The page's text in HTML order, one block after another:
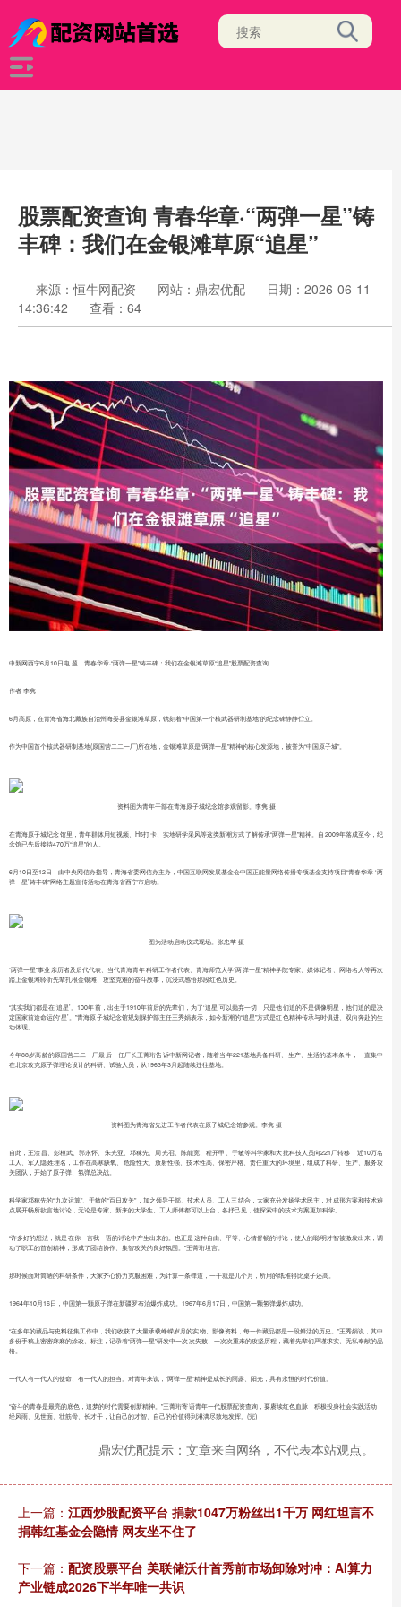
股票配资查询 青春华章·“两弹一星”铸
丰碑：我们在金银滩草原“追星”
来源：恒牛网配资 网站：鼎宏优配
日期：2026-06-11
14:36:42
查看：64
中新网西宁6月10日电 题：青春华章·“两弹一星”铸丰碑：我们在金银滩草原“追星”股票配资查询
作者 李隽
6月高原，在青海省海北藏族自治州海晏县金银滩草原，镌刻着“中国第一个核武器研制基地”的纪念碑静静伫立。
作为中国首个核武器研制基地(原国营二二一厂)所在地，金银滩草原是“两弹一星”精神的核心发源地，被誉为“中国原子城”。
资料图为青年干部在青海原子城纪念馆参观留影。李隽 摄
在青海原子城纪念馆里，青年群体用短视频、H5打卡、实地研学采风等这类新潮方式了解传承“两弹一星”精神。自2009年落成至今，纪
念馆已先后接待470万“追星”的人。
6月10日至12日，由中央网信办指导，青海省委网信办主办，中国互联网发展基金会中国正能量网络传播专项基金支持项目“青春华章·‘两
弹一星’铸丰碑”网络主题宣传活动在青海省西宁市启动。
图为活动启动仪式现场。张忠苹 摄
“两弹一星”事业亲历者及后代代表、当代青海青年科研工作者代表、青海师范大学“两弹一星”精神学院专家、媒体记者、网络名人等再次
踏上金银滩聆听先辈扎根金银滩、攻坚克难的奋斗故事，沉浸式感悟那段红色历史。
“其实我们都是在‘追星’。100年前，出生于1910年前后的先辈们，为了‘追星’可以抛弃一切，只是他们追的不是偶像明星，他们追的是决
定国家前途命运的‘星’。”青海原子城纪念馆规划保护部主任王秀娟表示，如今新潮的“追星”方式是红色精神传承与时俱进、双向奔赴的生
动体现。
今年88岁高龄的原国营二二一厂最后一任厂长王菁珩告诉中新网记者，随着当年221基地具备科研、生产、生活的基本条件，一直集中
在北京攻克原子弹理论设计的科研、试验人员，从1963年3月起陆续迁往基地。
资料图为青海省先进工作者代表在原子城纪念馆参观。李隽 摄
自此，王淦昌、彭桓武、郭永怀、朱光亚、邓稼先、周光召、陈能宽、程开甲、于敏等科学家和大批科技人员向221厂转移，近10万名
工人、军人隐姓埋名，工作在高寒缺氧、危险性大、放射性强、技术性高、保密严格、责任重大的环境里，组成了科研、生产、服务攻
关团队，开始了原子弹、氢弹总决战。
科学家邓稼先的“九次运算”、于敏的“百日攻关”，加之领导干部、技术人员、工人三结合，大家充分发扬学术民主，对成形方案和技术难
点展开畅所欲言地讨论，无论是专家、新来的大学生、工人师傅都可以上台，各抒己见，使探索中的技术方案更加科学。
“许多好的想法，就是在你一言我一语的讨论中产生出来的。也正是这种自由、平等、心情舒畅的讨论，使人的聪明才智被激发出来，调
动了职工的首创精神，形成了团结协作、集智攻关的良好氛围。”王菁珩坦言。
那时候面对简陋的科研条件，大家齐心协力克服困难，为计算一条弹道，一干就是几个月，所用的纸堆得比桌子还高。
1964年10月16日，中国第一颗原子弹在新疆罗布泊爆炸成功。1967年6月17日，中国第一颗氢弹爆炸成功。
“在多年的藏品与史料征集工作中，我们收获了大量承载峥嵘岁月的实物、影像资料，每一件藏品都是一段鲜活的历史。”王秀娟说，其中
多份手稿上密密麻麻的涂改、标注，记录着“两弹一星”研发中一次次失败、一次次重来的攻坚历程，藏着先辈们严谨求实、无私奉献的品
格。
一代人有一代人的使命、有一代人的担当。对青年来说，“两弹一星”精神是成长的雨露、阳光，具有永恒的时代价值。
“奋斗的青春是最亮的底色，追梦的时代需要创新精神。”王菁珩寄语青年一代股票配资查询，要赓续红色血脉，积极投身社会实践活动，
经风雨、见世面、壮筋骨、长才干，让自己的才智、自己的价值得到淋漓尽致地发挥。(完)
鼎宏优配提示：文章来自网络，不代表本站观点。
上一篇： 江西炒股配资平台 捐款1047万粉丝出1千万 网红坦言不
捐韩红基金会隐情 网友坐不住了
下一篇： 配资股票平台 美联储沃什首秀前市场卸除对冲：AI算力
产业链成2026下半年唯一共识